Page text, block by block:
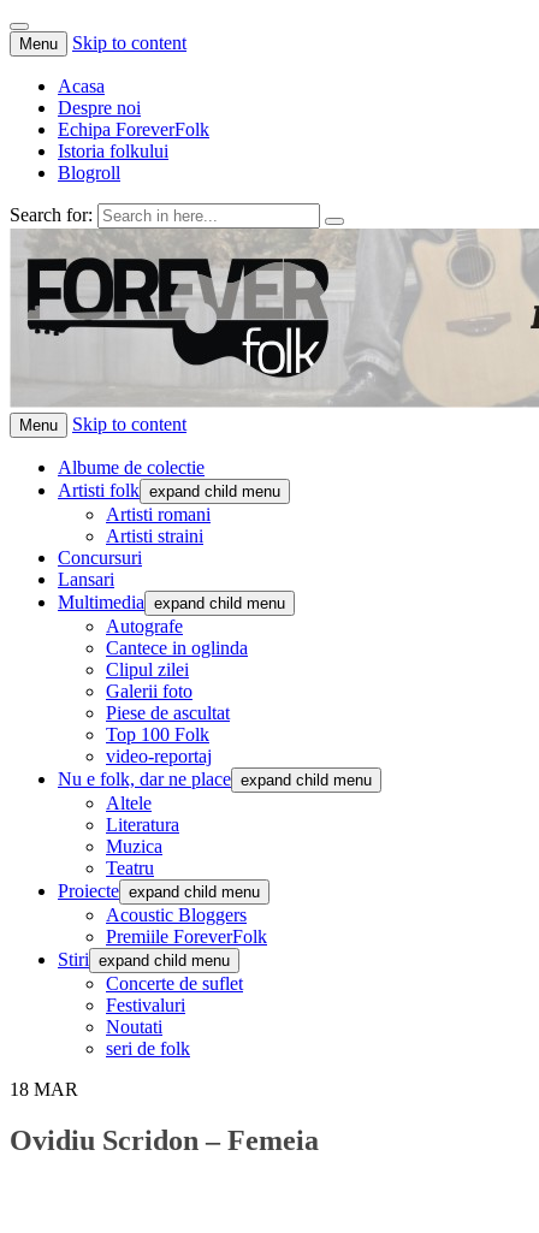
Menu Skip to content
Acasa
Despre noi
Echipa ForeverFolk
Istoria folkului
Blogroll
Search for:
ForeverFolk
Muzica sufletului tau
Menu Skip to content
Albume de colectie
Artisti folk expand child menu
Artisti romani
Artisti straini
Concursuri
Lansari
Multimedia expand child menu
Autografe
Cantece in oglinda
Clipul zilei
Galerii foto
Piese de ascultat
Top 100 Folk
video-reportaj
Nu e folk, dar ne place expand child menu
Altele
Literatura
Muzica
Teatru
Proiecte expand child menu
Acoustic Bloggers
Premiile ForeverFolk
Stiri expand child menu
Concerte de suflet
Festivaluri
Noutati
seri de folk
18 MAR
Ovidiu Scridon – Femeia